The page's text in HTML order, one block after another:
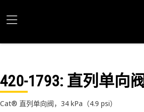
420-1793: 直列单向阀
Cat® 直列单向阀，34 kPa（4.9 psi）